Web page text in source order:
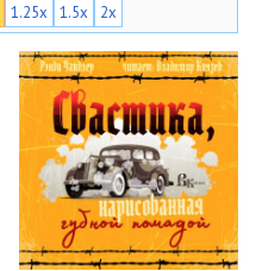
1.25x 1.5x 2x